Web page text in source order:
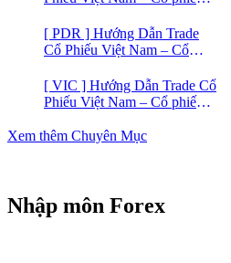
[ PDR ] Hướng Dẫn Trade
Cổ Phiếu Việt Nam – Cổ
[ VIC ] Hướng Dẫn Trade Cổ
Phiếu Việt Nam – Cổ phiếu
Xem thêm Chuyên Mục
Nhập môn Forex